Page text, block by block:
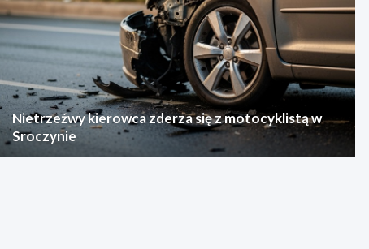
Nietrzeźwy kierowca zderza się z motocyklistą w
Sroczynie